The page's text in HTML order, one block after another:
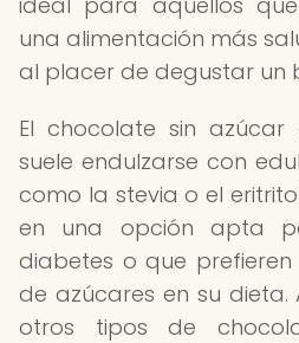
una alimentación más
al placer de degustar un
El chocolate sin
suele endulzarse con
como la stevia o el
en una opción apta
diabetes o que
de azúcares en su dieta.
otros tipos de